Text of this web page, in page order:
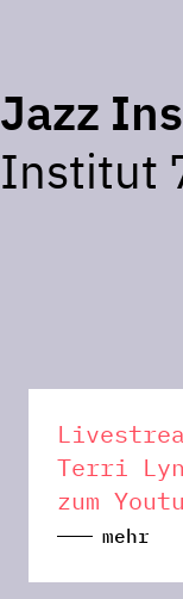
Jazz
Institut
Terri
zum
mehr